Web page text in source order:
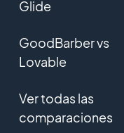
Glide
GoodBarber vs
Lovable
Ver todas las
comparaciones